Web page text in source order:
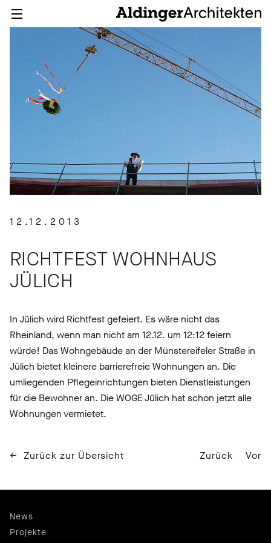
12.12.2013
RICHTFEST WOHNHAUS
JÜLICH
In Jülich wird Richtfest gefeiert. Es wäre nicht das
Rheinland, wenn man nicht am 12.12. um 12:12 feiern
würde! Das Wohngebäude an der Münstereifeler Straße in
Jülich bietet kleinere barrierefreie Wohnungen an. Die
umliegenden Pflegeinrichtungen bieten Dienstleistungen
für die Bewohner an. Die WOGE Jülich hat schon jetzt alle
Wohnungen vermietet.
Zurück zur Übersicht Zurück Vor
News
Projekte